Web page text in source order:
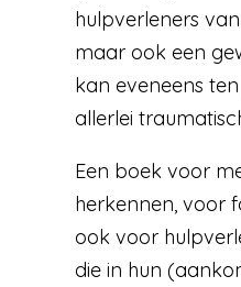
hulpverleners
maar ook een
kan eveneens
allerlei
Een boek voor
herkennen, voor
ook voor
die in hun